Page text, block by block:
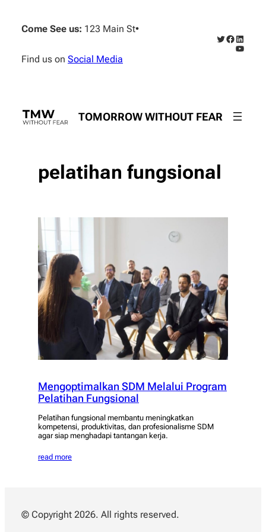
content
Come See us: 123 Main St•
Find us on Social Media
Twitter
Facebook
TOMORROW WITHOUT FEAR
pelatihan fungsional
Mengoptimalkan SDM Melalui Program
Pelatihan Fungsional
Pelatihan fungsional membantu meningkatkan
kompetensi, produktivitas, dan profesionalisme SDM
agar siap menghadapi tantangan kerja.
read more
© Copyright 2026. All rights reserved.